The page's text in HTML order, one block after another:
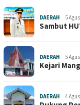
DAERAH 5
Sambut
DAERAH 5
Kejari
DAERAH 4